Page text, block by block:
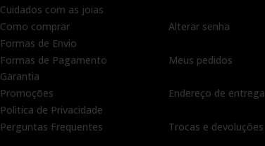
Cuidados com as joias
Como comprar
Formas de Envio
Formas de Pagamento
Garantia
Promoções
Politica de Privacidade
Perguntas Frequentes
Alterar senha
Meus pedidos
Endereço de entrega
Trocas e devoluções